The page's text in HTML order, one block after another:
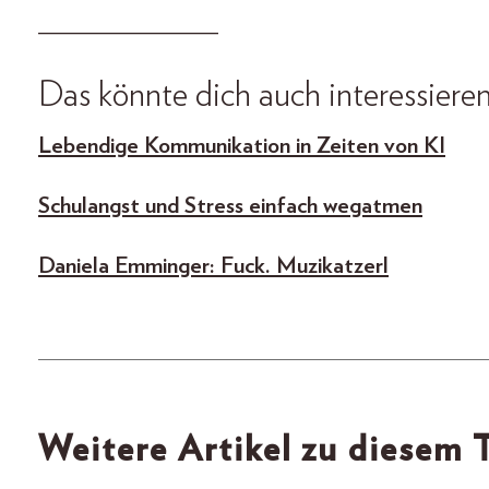
Das könnte dich auch
Lebendige Kommunikation in Zeiten von KI
Schulangst und Stress einfach wegatmen
Daniela Emminger: Fuck. Muzikatzerl
Weitere Artikel zu diesem